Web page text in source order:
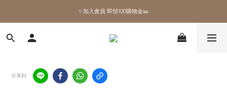
✨加入會員 即領100購物金🎫
✨加入會員 即領100購物金🎫
全館滿額現折🔥
✨加入會員 即領100購物金🎫
分享到